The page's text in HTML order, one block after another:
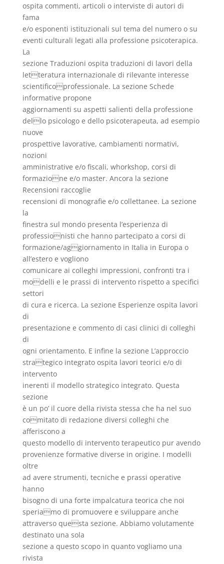
ospita commenti, articoli o interviste di autori di
fama
e/o esponenti istituzionali sul tema del numero o su
eventi culturali legati alla professione psicoterapica.
La
sezione Traduzioni ospita traduzioni di lavori della
letteratura internazionale di rilevante interesse
scientificoprofessionale. La sezione Schede
informative propone
aggiornamenti su aspetti salienti della professione
dello psicologo e dello psicoterapeuta, ad esempio
nuove
prospettive lavorative, cambiamenti normativi,
nozioni
amministrative e/o fiscali, whorkshop, corsi di
formazione e/o master. Ancora la sezione
Recensioni raccoglie
recensioni di monografie e/o collettanee. La sezione
la
finestra sul mondo presenta l’esperienza di
professionisti che hanno partecipato a corsi di
formazione/aggiornamento in Italia in Europa o
all’estero e vogliono
comunicare ai colleghi impressioni, confronti tra i
modelli e le prassi di intervento rispetto a specifici
settori
di cura e ricerca. La sezione Esperienze ospita lavori
di
presentazione e commento di casi clinici di colleghi
di
ogni orientamento. E infine la sezione L’approccio
strategico integrato ospita lavori teorici e/o di
intervento
inerenti il modello strategico integrato. Questa
sezione
è un po’ il cuore della rivista stessa che ha nel suo
comitato di redazione diversi colleghi che
afferiscono a
questo modello di intervento terapeutico pur avendo
provenienze formative diverse in origine. I modelli
oltre
ad avere strumenti, tecniche e prassi operative
hanno
bisogno di una forte impalcatura teorica che noi
speriamo di promuovere e sviluppare anche
attraverso questa sezione. Abbiamo volutamente
destinato una sola
sezione a questo scopo in quanto vogliamo una
rivista